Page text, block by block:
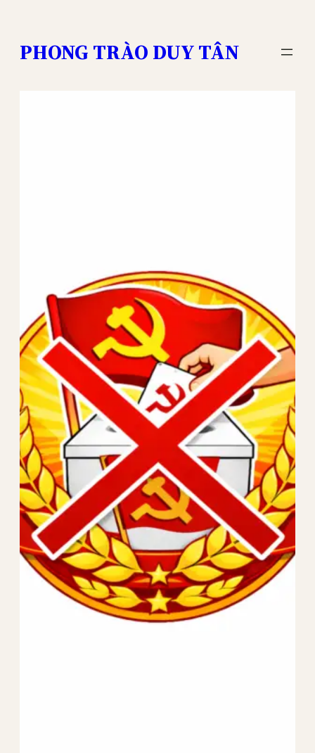
content
PHONG TRÀO DUY TÂN